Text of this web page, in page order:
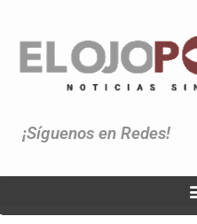
¡Síguenos en Redes!